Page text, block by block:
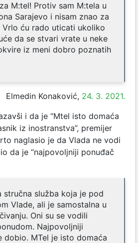
M:tel! Protiv sam M:tela u
Sarajevo i nisam znao za
Vrlo ću rado uticati ukoliko
da se stvari vrate u neke
iz meni dobro poznatih
Elmedin Konaković, 24. 3. 2021.
i da je “Mtel isto domaća
iz inostranstva”, premijer
naglasio je da Vlada ne vodi
da je “najpovoljniji ponuđač
stručna služba koja je pod
Vlade, ali je samostalna u
Oni su se vodili
Najpovoljniji
dobio. MTel je isto domaća